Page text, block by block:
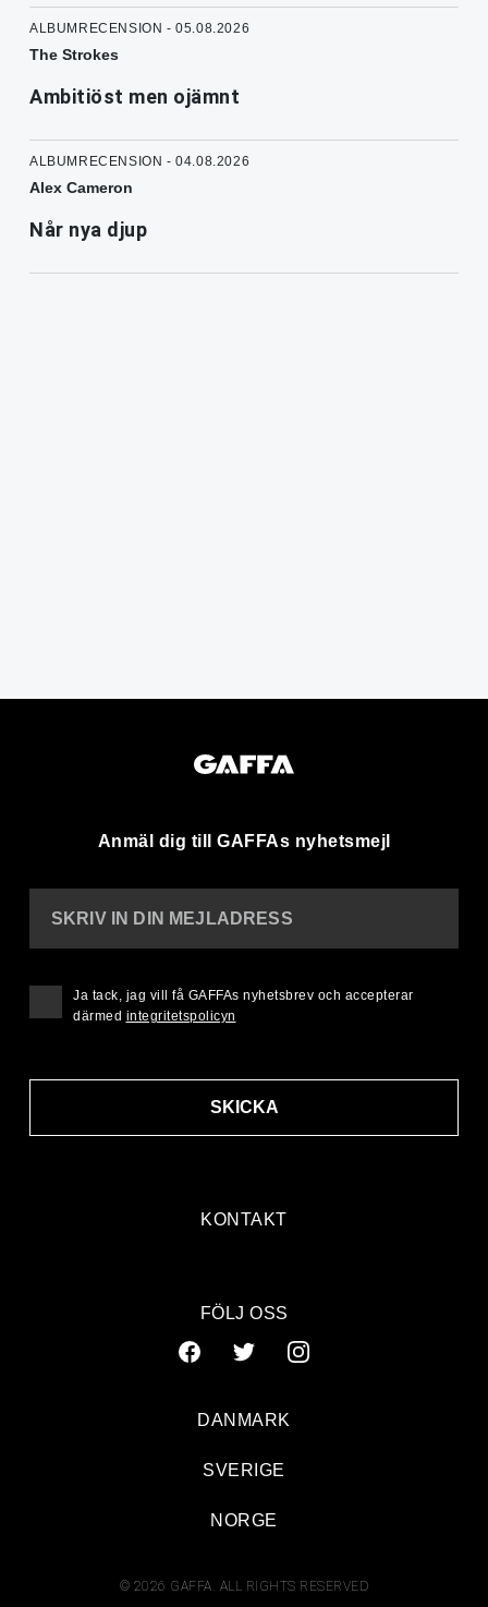
ALBUMRECENSION - 05.08.2026
The Strokes
Ambitiöst men ojämnt
ALBUMRECENSION - 04.08.2026
Alex Cameron
Når nya djup
Anmäl dig till GAFFAs nyhetsmejl
KONTAKT
SKRIV IN DIN MEJLADRESS
SKICKA
Ja tack, jag vill få GAFFAs nyhetsbrev och accepterar
därmed integritetspolicyn
FÖLJ OSS
© 2026 GAFFA. ALL RIGHTS RESERVED
DANMARK
SVERIGE
NORGE